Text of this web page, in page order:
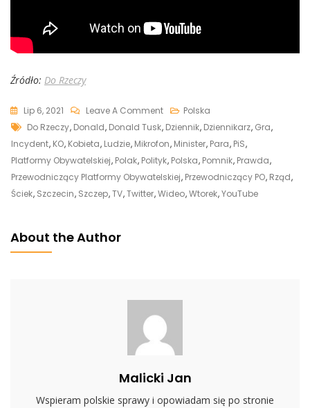
Źródło: Do Rzeczy
Lip 6, 2021 Leave A CommentOn
[video]
Kolejny
Incydent.
Tusk
Rozhisteryzowany:
Polska
Tags
Do Rzeczy, Donald, Donald Tusk, Dziennik, Dziennikarz, Gra,
Incydent, KO, Kobieta, Ludzie, Mikrofon, Minister, Para, PiS,
Platformy Obywatelskiej, Polak, Polityk, Polska, Pomnik, Prawda,
Przewodniczący Platformy Obywatelskiej, Przewodniczący PO, Rząd,
Ściek, Szczecin, Szczep,TV,Twitter,Wideo,Wtorek,YouTube
About the Author
Malicki Jan
Wspieram polskie sprawy i opowiadam się po stronie